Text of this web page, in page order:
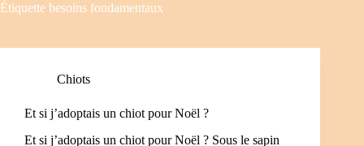
Étiquette besoins fondamentaux
Chiots
Et si j’adoptais un chiot pour Noël ?
Et si j’adoptais un chiot pour Noël ? Sous le sapin